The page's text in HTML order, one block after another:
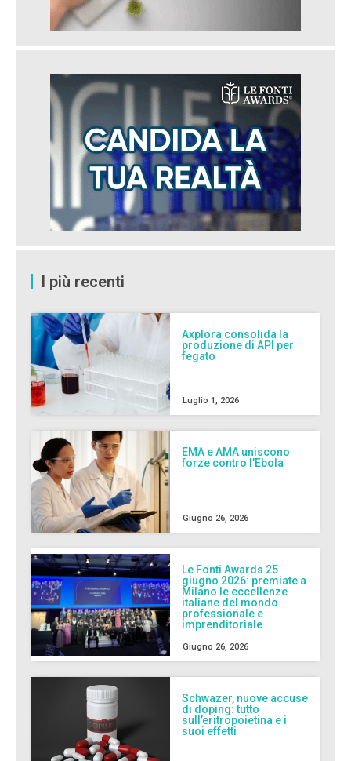
I più recenti
Axplora consolida la
produzione di API per
fegato
Luglio 1, 2026
EMA e AMA uniscono
forze contro l’Ebola
Giugno 26, 2026
Le Fonti Awards 25
giugno 2026: premiate a
Milano le eccellenze
italiane del mondo
professionale e
imprenditoriale
Giugno 26, 2026
Schwazer, nuove accuse
di doping: tutto
sull’eritropoietina e i
suoi effetti